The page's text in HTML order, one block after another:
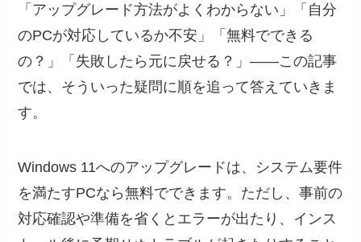
「アップグレード方法がよくわからない」「自分
のPCが対応しているか不安」「無料でできる
の？」「失敗したら元に戻せる？」——この記事
では、そういった疑問に順を追って答えていきま
す。
Windows 11へのアップグレードは、システム要件
を満たすPCなら無料でできます。ただし、事前の
対応確認や準備を省くとエラーが出たり、インス